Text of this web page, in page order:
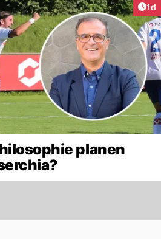
1d
planen